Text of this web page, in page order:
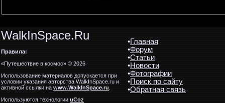
WalkInSpace.Ru
Правила:
«Путешествие в космос» © 2026
Использование материалов допускается при
условии указания авторства WalkInSpace.ru и
активной ссылки наwww.WalkInSpace.ru.
Используются технологииuCoz
•Главная
•Форум
•Статьи
•Новости
•Фотографии
•Поиск по сайту
•Обратная связь